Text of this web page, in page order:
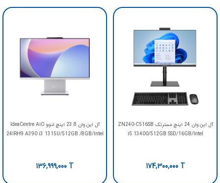
آل این وان 24 اینچ مسترتک ZN240-C516SB
i5 13400/512GB SSD/16GB/Intel
174,300,000T
آل این وان 23.8 اینچ لنوو IdeaCentre AiO
24IRH9 A390 i3 1315U/512GB /8GB/Intel
136,999,000 T